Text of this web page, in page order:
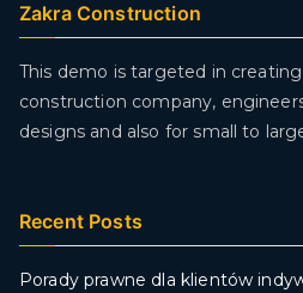
Zakra Construction
This demo is targeted in
construction company,
designs and also for small to
Recent Posts
Porady prawne dla klientów